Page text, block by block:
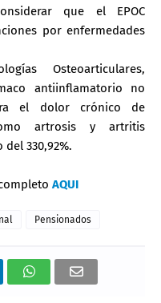
que el EPOC
por enfermedades
Osteoarticulares,
antiinflamatorio no
el dolor crónico de
artrosis y artritis
330,92%.
AQUI
Pensionados